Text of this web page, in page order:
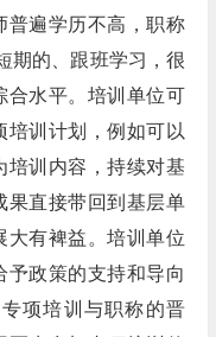
普遍学历不高，职称
期的、跟班学习，很
合水平。培训单位可
培训计划，例如可以
培训内容，持续对基
果直接带回到基层单
大有裨益。培训单位
予政策的支持和导向
项培训与职称的晋